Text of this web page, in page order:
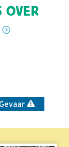
OVER
Gevaar